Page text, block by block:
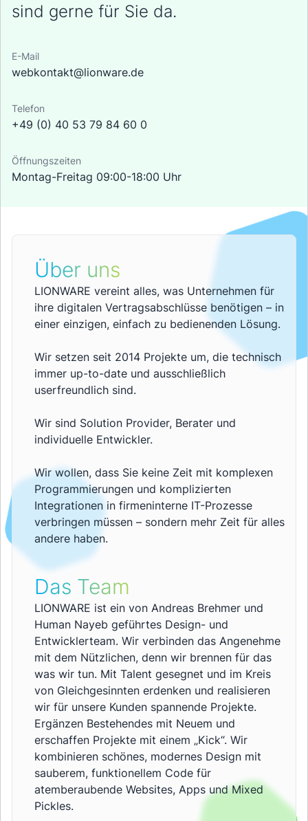
sind gerne für Sie da.
E-Mail
webkontakt@lionware.de
Telefon
+49 (0) 40 53 79 84 60 0
Öffnungszeiten
Montag-Freitag 09:00-18:00 Uhr
Über uns
LIONWARE vereint alles, was Unternehmen für
ihre digitalen Vertragsabschlüsse benötigen – in
einer einzigen, einfach zu bedienenden Lösung.
Wir setzen seit 2014 Projekte um, die technisch
immer up-to-date und ausschließlich
userfreundlich sind.
Wir sind Solution Provider, Berater und
individuelle Entwickler.
Wir wollen, dass Sie keine Zeit mit komplexen
Programmierungen und komplizierten
Integrationen in firmeninterne IT-Prozesse
verbringen müssen – sondern mehr Zeit für alles
andere haben.
Das Team
LIONWARE ist ein von Andreas Brehmer und
Human Nayeb geführtes Design- und
Entwicklerteam. Wir verbinden das Angenehme
mit dem Nützlichen, denn wir brennen für das
was wir tun. Mit Talent gesegnet und im Kreis
von Gleichgesinnten erdenken und realisieren
wir für unsere Kunden spannende Projekte.
Ergänzen Bestehendes mit Neuem und
erschaffen Projekte mit einem „Kick“. Wir
kombinieren schönes, modernes Design mit
sauberem, funktionellem Code für
atemberaubende Websites, Apps und Mixed
Pickles.